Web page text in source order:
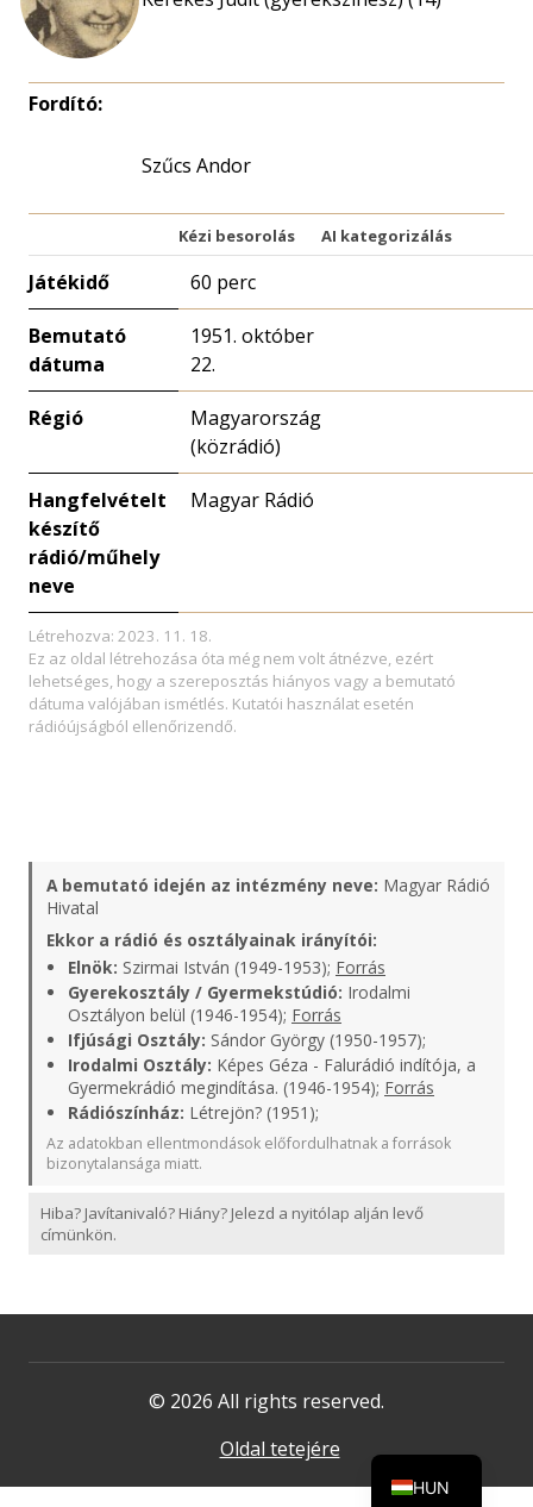
Fordító:
Szűcs Andor
Kézi besorolás AI kategorizálás
Játékidő 60 perc
Bemutató
dátuma
1951. október
22.
Régió
Magyarország
(közrádió)
Hangfelvételt
készítő
rádió/műhely
neve
Magyar Rádió
Létrehozva: 2023. 11. 18.
Ez az oldal létrehozása óta még nem volt átnézve, ezért
lehetséges, hogy a szereposztás hiányos vagy a bemutató
dátuma valójában ismétlés. Kutatói használat esetén
rádióújságból ellenőrizendő.
A bemutató idején az intézmény neve: Magyar Rádió
Hivatal
Ekkor a rádió és osztályainak irányítói:
Elnök: Szirmai István (1949-1953); Forrás
Gyerekosztály / Gyermekstúdió: Irodalmi
Osztályon belül (1946-1954); Forrás
Ifjúsági Osztály: Sándor György (1950-1957);
Irodalmi Osztály: Képes Géza - Falurádió indítója, a
Gyermekrádió megindítása. (1946-1954); Forrás
Rádiószínház: Létrejön? (1951);
Az adatokban ellentmondások előfordulhatnak a források
bizonytalansága miatt.
Hiba? Javítanivaló? Hiány? Jelezd a nyitólap alján levő
címünkön.
© 2026 All rights reserved.
Oldal tetejére
HUN